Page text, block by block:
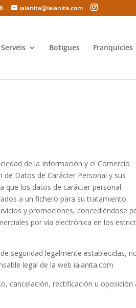
iaianita@iaianita.com
Serveis Botigues Franquícies
de la Información y el Comercio
de Datos de Carácter Personal y sus
que los datos de carácter personal
a un fichero para su tratamiento
y promociones, concediéndose
por vía electrónica en los
seguridad legalmente establecidas,
legal de la web iaianita.com
cancelación, rectificación u oposición